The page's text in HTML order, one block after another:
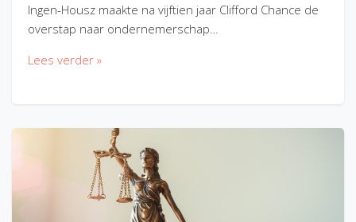
Ingen-Housz maakte na vijftien jaar Clifford Chance de
overstap naar ondernemerschap…
Lees verder »